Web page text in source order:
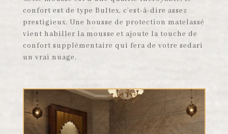
confort est de type Bultex, c’est-à-dire assez
prestigieux. Une housse de protection matelassé
vient habiller la mousse et ajoute la touche de
confort supplémentaire qui fera de votre sedari
un vrai nuage.